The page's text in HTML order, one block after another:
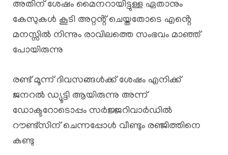
അതിന് ശേഷം മൈനറായിട്ടുള്ള ഏതാനും
കേസുകൾ കൂടി അറ്റൻ്റ് ചെയ്തതോടെ എൻ്റെ
മനസ്സിൽ നിന്നും രാവിലത്തെ സംഭവം മാഞ്ഞ്
പോയിരുന്നു
രണ്ട് മൂന്ന് ദിവസങ്ങൾക്ക് ശേഷം എനിക്ക്
ജനറൽ ഡ്യൂട്ടി ആയിരുന്നു അന്ന്
ഡോക്ടറോടൊപ്പം സർജ്ജറിവാർഡിൽ
റൗണ്ട്സിന് ചെന്നപ്പോൾ വീണ്ടും രഞ്ജിത്തിനെ
കണ്ടു